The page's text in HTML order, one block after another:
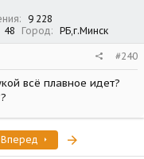
9 228
48 Город РБ,г.Минск
#240
всё плавное идет?
Вперед